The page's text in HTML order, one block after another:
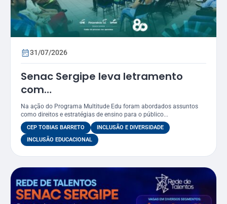
31/07/2026
Senac Sergipe leva letramento
com
foco LGBTQIAPN+ para funcionários
do CEP Tobias Barreto
Na ação do Programa Multitude Edu foram abordados assuntos
como direitos e estratégias de ensino para o público...
CEP TOBIAS BARRETO
INCLUSÃO E DIVERSIDADE
INCLUSÃO EDUCACIONAL